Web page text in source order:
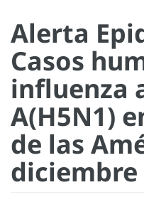
Alerta
Casos
influenza
A(H5N1)
de las
diciembre